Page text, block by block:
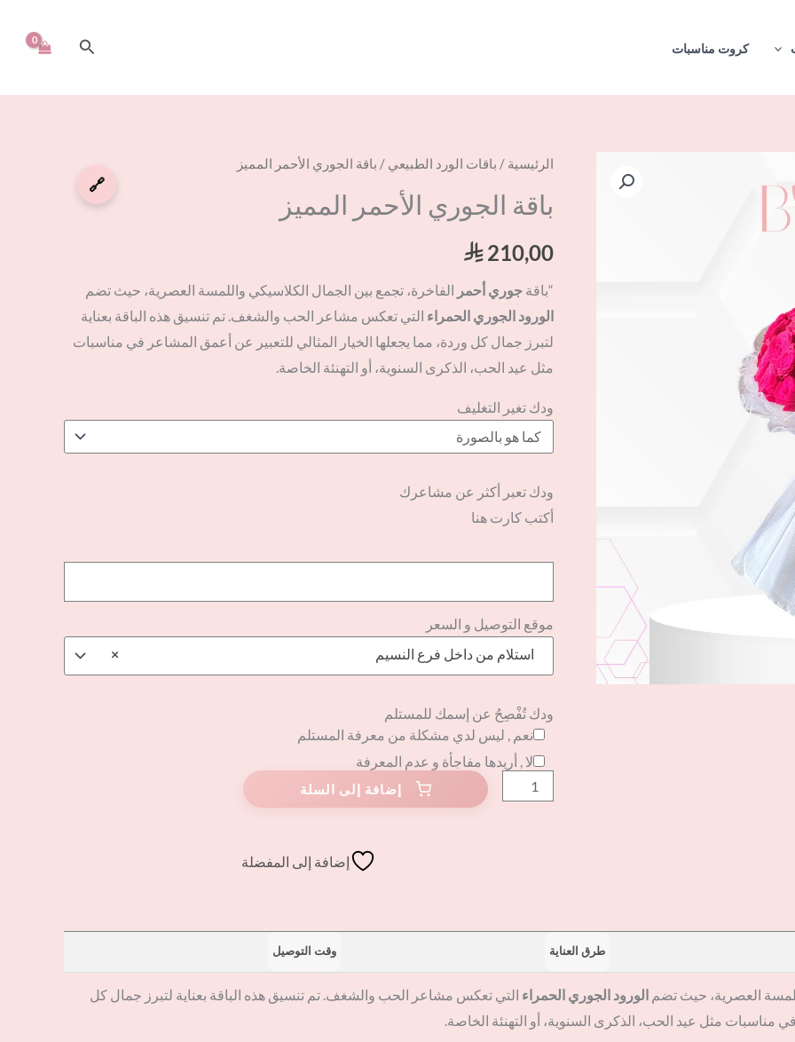
كروت مناسبات البحث
🔗
الرئيسية / باقات الورد الطبيعي / باقة الجوري الأحمر المميز
باقة الجوري الأحمر المميز
⃁210,00
“باقة جوري أحمر الفاخرة، تجمع بين الجمال الكلاسيكي واللمسة العصرية، حيث تضم
الورود الجوري الحمراء التي تعكس مشاعر الحب والشغف. تم تنسيق هذه الباقة بعناية
لتبرز جمال كل وردة، مما يجعلها الخيار المثالي للتعبير عن أعمق المشاعر في مناسبات
مثل عيد الحب، الذكرى السنوية، أو التهنئة الخاصة.
ودك تغير التغليف
ودك تعبر أكثر عن مشاعرك
أكتب كارت هنا
موقع التوصيل و السعر
×
استلام من داخل فرع النسيم
ودك تُفْصِحُ عن إسمك للمستلم
نعم , ليس لدي مشكلة من معرفة المستلم
لا , أريدها مفاجأة و عدم المعرفة
كمية
الجوري
المميز
إضافة إلى المفضلة
طرق العناية وقت التوصيل
العصرية، حيث تضم الورود الجوري الحمراء التي تعكس مشاعر الحب والشغف. تم تنسيق هذه الباقة بعناية لتبرز جمال كل
مناسبات مثل عيد الحب، الذكرى السنوية، أو التهنئة الخاصة.